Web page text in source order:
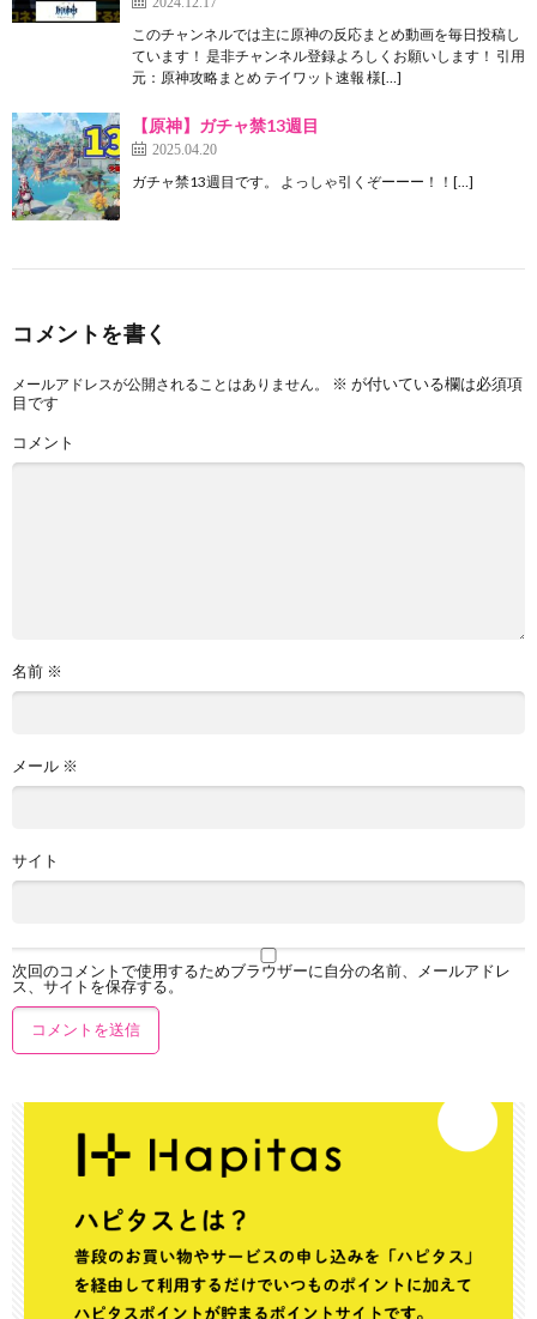
このチャンネルでは主に原神の反応まとめ動画を毎日投稿し
ています！ 是非チャンネル登録よろしくお願いします！ 引用
元：原神攻略まとめ テイワット速報 様[…]
【原神】ガチャ禁13週目
2025.04.20
ガチャ禁13週目です。 よっしゃ引くぞーーー！！[…]
コメントを書く
メールアドレスが公開されることはありません。 ※ が付いている欄は必須項
目です
コメント
名前 ※
メール ※
サイト
次回のコメントで使用するためブラウザーに自分の名前、メールアドレ
ス、サイトを保存する。